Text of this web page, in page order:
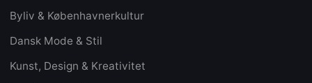
Byliv & Københavnerkultur
Dansk Mode & Stil
Kunst, Design & Kreativitet